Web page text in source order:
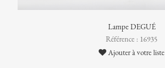
Lampe DEGUÉ
Référence : 16935
Ajouter à votre liste